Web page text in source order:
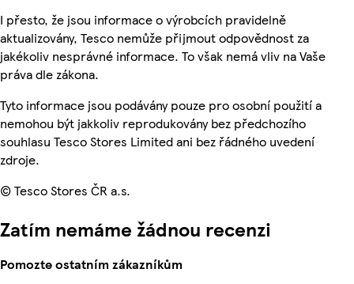
I přesto, že jsou informace o výrobcích pravidelně
aktualizovány, Tesco nemůže přijmout odpovědnost za
jakékoliv nesprávné informace. To však nemá vliv na Vaše
práva dle zákona.
Tyto informace jsou podávány pouze pro osobní použití a
nemohou být jakkoliv reprodukovány bez předchozího
souhlasu Tesco Stores Limited ani bez řádného uvedení
zdroje.
© Tesco Stores ČR a.s.
Zatím nemáme žádnou recenzi
Pomozte ostatním zákazníkům